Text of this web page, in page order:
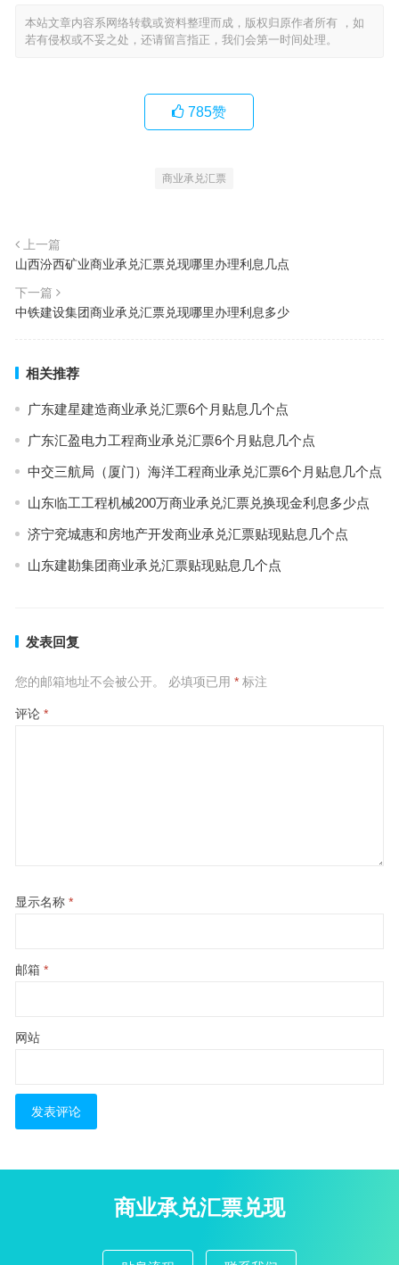
本站文章内容系网络转载或资料整理而成，版权归原作者所有 ，如
若有侵权或不妥之处，还请留言指正，我们会第一时间处理。
785赞
商业承兑汇票
上一篇
山西汾西矿业商业承兑汇票兑现哪里办理利息几点
下一篇
中铁建设集团商业承兑汇票兑现哪里办理利息多少
相关推荐
广东建星建造商业承兑汇票6个月贴息几个点
广东汇盈电力工程商业承兑汇票6个月贴息几个点
中交三航局（厦门）海洋工程商业承兑汇票6个月贴息几个点
山东临工工程机械200万商业承兑汇票兑换现金利息多少点
济宁兖城惠和房地产开发商业承兑汇票贴现贴息几个点
山东建勘集团商业承兑汇票贴现贴息几个点
发表回复
您的邮箱地址不会被公开。 必填项已用 *标注
评论 *
显示名称 *
邮箱 *
网站
商业承兑汇票兑现